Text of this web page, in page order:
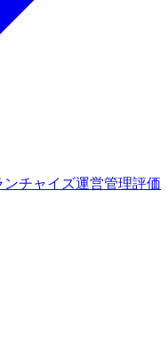
ンチャイズ運営管理評価